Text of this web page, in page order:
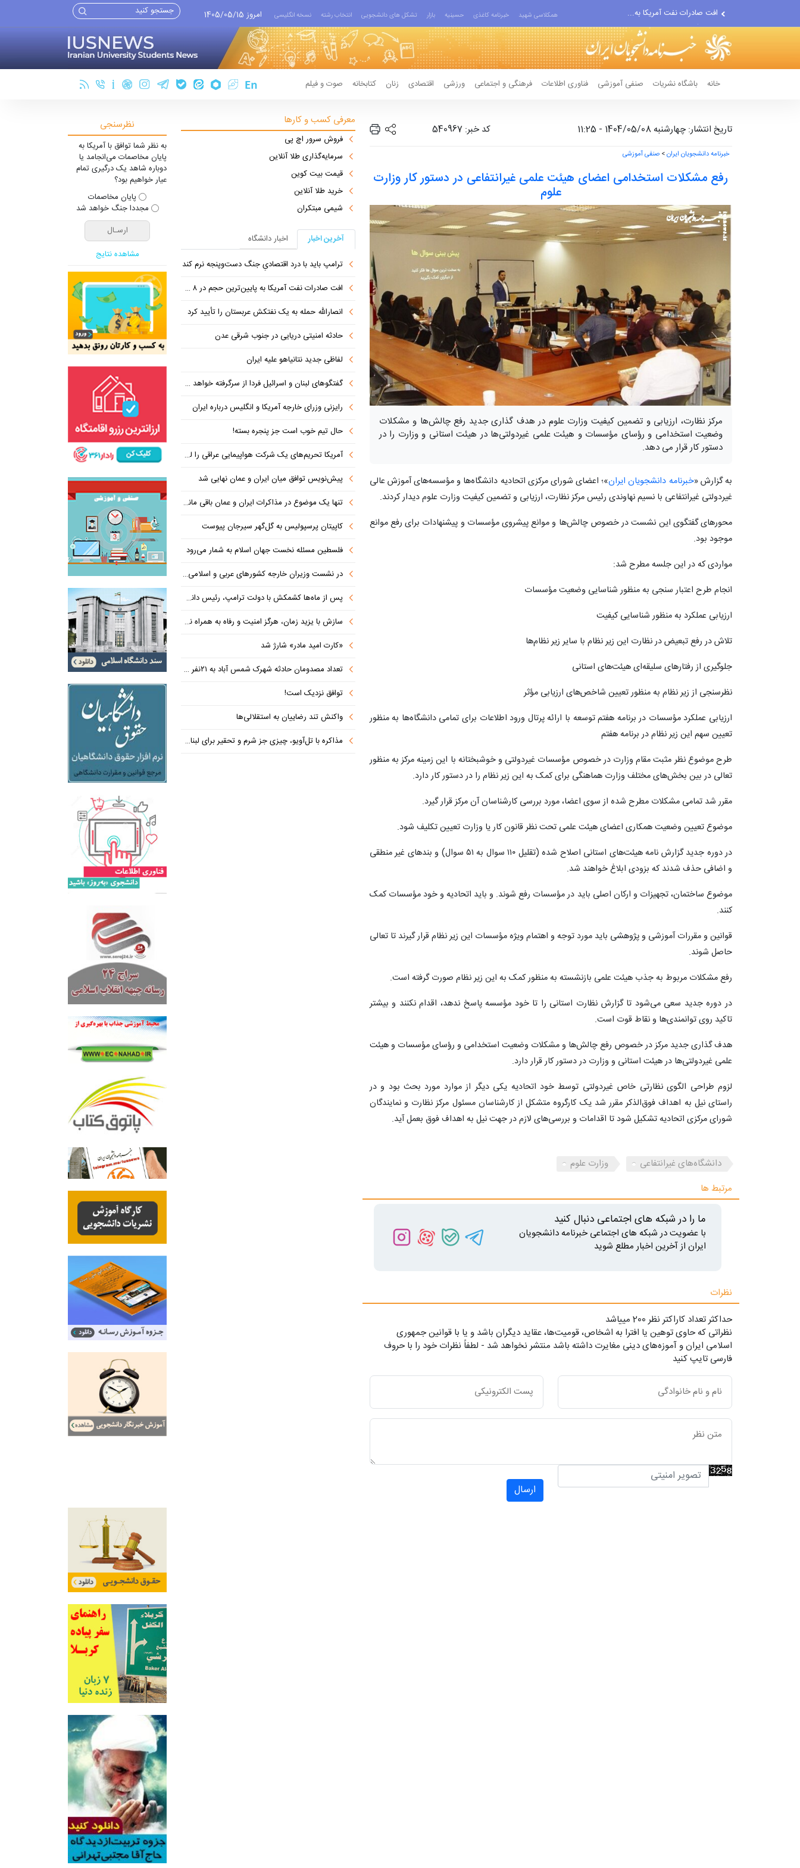
انصارالله حمله به یک نفتکش...
حادثه امنیتی دریایی در جنوب...
همکلاسی شهید خبرنامه کاغذی حسینیه بازار تشکل های دانشجویی انتخاب رشته نسخه انگلیسی امروز 1405/05/15
خانه باشگاه نشریات صنفی آموزشی فناوری اطلاعات فرهنگی و اجتماعی ورزشی اقتصادی زنان کتابخانه صوت و فیلم
تاریخ انتشار: چهارشنبه 1404/05/08 - 11:25 کد خبر: 540967
خبرنامه دانشجویان ایران> صنفی آموزشی
رفع مشکلات استخدامی اعضای هیئت علمی غیرانتفاعی در دستور کار وزارت
علوم
مرکز نظارت، ارزیابی و تضمین کیفیت وزارت علوم در هدف گذاری جدید رفع چالش‌ها و مشکلات
وضعیت استخدامی و رؤسای مؤسسات و هیئت علمی غیردولتی‌ها در هیئت استانی و وزارت را در
دستور کار قرار می دهد.
به گزارش «خبرنامه دانشجویان ایران»؛ اعضای شورای مرکزی اتحادیه دانشگاه‌ها و مؤسسه‌های آموزش عالی
غیردولتی غیرانتفاعی با نسیم نهاوندی رئیس مرکز نظارت، ارزیابی و تضمین کیفیت وزارت علوم دیدار کردند.
محورهای گفتگوی این نشست در خصوص چالش‌ها و موانع پیشروی مؤسسات و پیشنهادات برای رفع موانع
موجود بود.
مواردی که در این جلسه مطرح شد:
انجام طرح اعتبار سنجی به منظور شناسایی وضعیت مؤسسات
ارزیابی عملکرد به منظور شناسایی کیفیت
تلاش در رفع تبعیض در نظارت این زیر نظام با سایر زیر نظام‌ها
جلوگیری از رفتارهای سلیقه‌ای هیئت‌های استانی
نظرسنجی از زیر نظام به منظور تعیین شاخص‌های ارزیابی مؤثر
ارزیابی عملکرد مؤسسات در برنامه هفتم توسعه با ارائه پرتال ورود اطلاعات برای تمامی دانشگاه‌ها به منظور
تعیین سهم این زیر نظام در برنامه هفتم
طرح موضوع نظر مثبت مقام وزارت در خصوص مؤسسات غیردولتی و خوشبختانه با این زمینه مرکز به منظور
تعالی در بین بخش‌های مختلف وزارت هماهنگی برای کمک به این زیر نظام را در دستور کار دارد.
مقرر شد تمامی مشکلات مطرح شده از سوی اعضا، مورد بررسی کارشناسان آن مرکز قرار گیرد.
موضوع تعیین وضعیت همکاری اعضای هیئت علمی تحت نظر قانون کار یا وزارت تعیین تکلیف شود.
در دوره جدید گزارش نامه هیئت‌های استانی اصلاح شده (تقلیل ۱۱۰ سوال به ۵۱ سوال) و بندهای غیر منطقی
و اضافی حذف شدند که بزودی ابلاغ خواهند شد.
موضوع ساختمان، تجهیزات و ارکان اصلی باید در مؤسسات رفع شوند. و باید اتحادیه و خود مؤسسات کمک
کنند.
قوانین و مقررات آموزشی و پژوهشی باید مورد توجه و اهتمام ویژه مؤسسات این زیر نظام قرار گیرند تا تعالی
حاصل شوند.
رفع مشکلات مربوط به جذب هیئت علمی بازنشسته به منظور کمک به این زیر نظام صورت گرفته است.
در دوره جدید سعی می‌شود تا گزارش نظارت استانی را تا خود مؤسسه پاسخ ندهد، اقدام نکنند و بیشتر
تاکید روی توانمندی‌ها و نقاط قوت است.
هدف گذاری جدید مرکز در خصوص رفع چالش‌ها و مشکلات وضعیت استخدامی و رؤسای مؤسسات و هیئت
علمی غیردولتی‌ها در هیئت استانی و وزارت در دستور کار قرار دارد.
لزوم طراحی الگوی نظارتی خاص غیردولتی توسط خود اتحادیه یکی دیگر از موارد مورد بحث بود و در
راستای نیل به اهداف فوق‌الذکر مقرر شد یک کارگروه متشکل از کارشناسان مسئول مرکز نظارت و نمایندگان
شورای مرکزی اتحادیه تشکیل شود تا اقدامات و بررسی‌های لازم در جهت نیل به اهداف فوق بعمل آید.
دانشگاه‌های غیرانتفاعی
وزارت علوم
مرتبط ها
ما را در شبکه های اجتماعی دنبال کنید
با عضویت در شبکه های اجتماعی خبرنامه دانشجویان
ایران از آخرین اخبار مطلع شوید
نظرات
حداکثر تعداد کاراکتر نظر 200 ميياشد
نظراتی که حاوی توهین یا افترا به اشخاص، قومیت‌ها، عقاید دیگران باشد و یا با قوانین جمهوری
اسلامی ایران و آموزه‌های دینی مغایرت داشته باشد منتشر نخواهد شد - لطفاً نظرات خود را با حروف
فارسی تایپ کنید
ارسال
معرفی کسب و کارها
فروش سرور اچ پی
سرمایه‌گذاری طلا آنلاین
قیمت بیت کوین
خرید طلا آنلاین
شیمی مبتکران
آخرین اخبار
اخبار دانشگاه
ترامپ باید با درد اقتصادیِ جنگ دست‌و‌پنجه نرم کند
افت صادرات نفت آمریکا به پایین‌ترین حجم در ۸ ماه اخیر
انصارالله حمله به یک نفتکش عربستان را تأیید کرد
حادثه امنیتی دریایی در جنوب شرقی عدن
لفاظی جدید نتانیاهو علیه ایران
گفتگوهای لبنان و اسرائیل فردا از سرگرفته خواهد شد!
رایزنی وزرای خارجه آمریکا و انگلیس درباره ایران
حال تیم خوب است جز پنجره بسته!
آمریکا تحریم‌های یک شرکت هواپیمایی عراقی را لغو کرد
پیش‌نویس توافق میان ایران و عمان نهایی شد
تنها یک موضوع در مذاکرات ایران و عمان باقی مانده است
کاپیتان پرسپولیس به گل‌گهر سیرجان پیوست
فلسطین مسئله نخست جهان اسلام به شمار می‌رود
در نشست وزیران خارجه کشورهای عربی و اسلامی در امان چه گذشت؟
پس از ماه‌ها کشمکش با دولت ترامپ، رئیس دانشگاه براون کنار می‌رود
سازش با یزید زمان، هرگز امنیت و رفاه به همراه نداشته است
«کارت امید مادر» شارژ شد
تعداد مصدومان حادثه شهرک شمس آباد به ۲۱نفر رسید
توافق نزدیک است!
واکنش تند رضاییان به استقلالی‌ها
مذاکره با تل‌آویو، چیزی جز شرم و تحقیر برای لبنان ندارد
نظرسنجی
به نظر شما توافق با آمریکا به
پایان مخاصمات می‌انجامد یا
دوباره شاهد یک درگیری تمام
عیار خواهیم بود؟
پایان مخاصمات
مجددا جنگ خواهد شد
مشاهده نتایج